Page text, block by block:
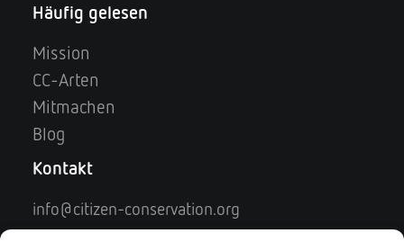
Häufig gelesen
Mission
CC-Arten
Mitmachen
Blog
Kontakt
info@citizen-conservation.org
Kontaktformular